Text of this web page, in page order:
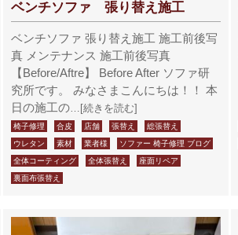
ベンチソファ 張り替え施工
ベンチソファ 張り替え施工 施工前後写
真 メンテナンス 施工前後写真
【Before/Aftre】 Before After ソファ研
究所です。 みなさまこんにちは！！ 本
日の施工の …[続きを読む]
椅子修理 合皮 店舗 張替え
総張替え
ウレタン
素材 業者様
ソファー 椅子修理 ブログ
全体コーティング
全体張替え
座面リペア
裏面布張替え